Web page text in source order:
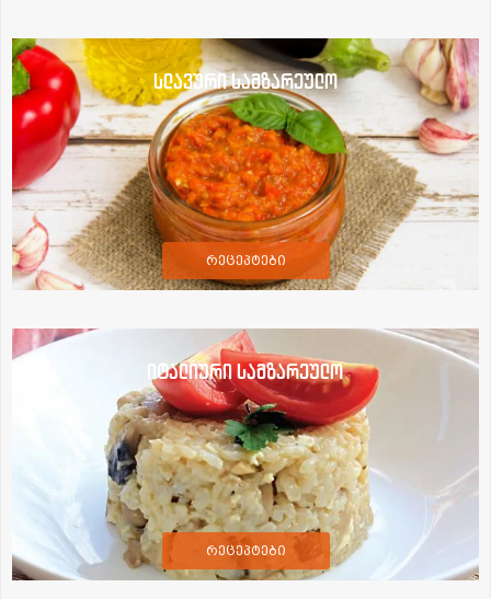
სლავური სამზარეულო
რეცეპტები
იტალიური სამზარეულო
რეცეპტები